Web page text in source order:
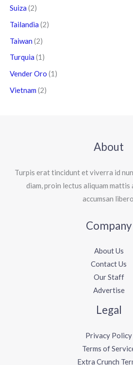
Suiza (2)
Tailandia (2)
Taiwan (2)
Turquia (1)
Vender Oro (1)
Vietnam (2)
About
Turpis erat tincidunt et viverra id
diam, proin lectus aliquam mattis
accumsan
Company
About Us
Contact Us
Our Staff
Advertise
Legal
Privacy Policy
Terms of
Extra Crunch